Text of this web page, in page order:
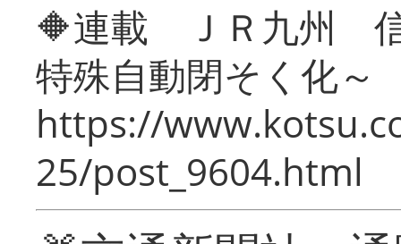
🔶連載 ＪＲ九州 信
特殊自動閉そく化～
https://
25/post_9604.html